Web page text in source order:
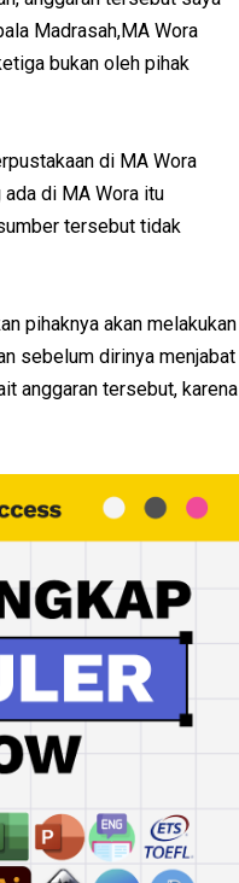
Madrasah,MA Wora
bukan oleh pihak
di MA Wora
ada di MA Wora itu
tersebut tidak
pihaknya akan melakukan
sebelum dirinya menjabat
anggaran tersebut, karena